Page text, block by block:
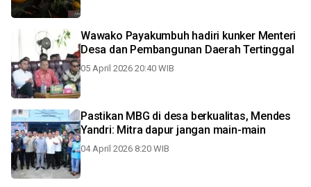
Wawako Payakumbuh hadiri kunker Menteri
Desa dan Pembangunan Daerah Tertinggal
05 April 2026 20:40 WIB
Pastikan MBG di desa berkualitas, Mendes
Yandri: Mitra dapur jangan main-main
04 April 2026 8:20 WIB